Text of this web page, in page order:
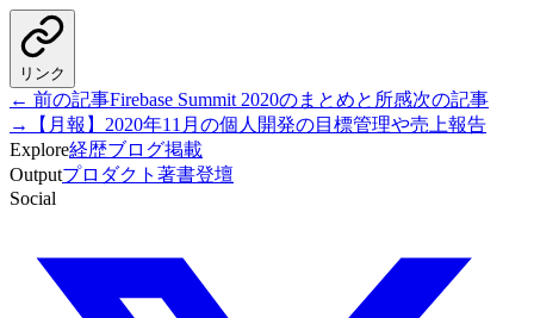
リンク
← 前の記事Firebase Summit 2020のまとめと所感次の記事
→
【月報】2020年11月の個人開発の目標管理や売上報告
Explore経歴ブログ掲載
Outputプロダクト 著書登壇
Social